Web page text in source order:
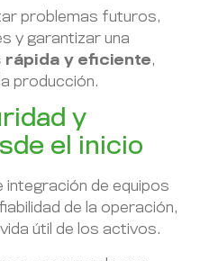
problemas futuros,
y garantizar una
rápida y eficiente,
producción.
y
el inicio
integración de equipos
de la operación,
útil de los activos.